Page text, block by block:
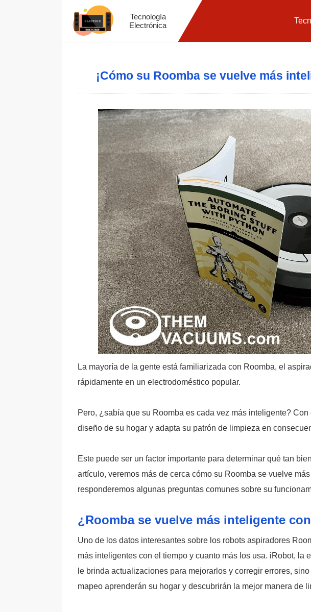
Tecnología
Electrónica
¡Cómo su Roomba se vuelve más
La mayoría de la gente está familiarizada con Roomba, el
rápidamente en un electrodoméstico popular.
Pero, ¿sabía que su Roomba es cada vez más inteligente?
diseño de su hogar y adapta su patrón de limpieza en
Este puede ser un factor importante para determinar qué tan
artículo, veremos más de cerca cómo su Roomba se vuelve
responderemos algunas preguntas comunes sobre su
¿Roomba se vuelve más inteligente
Uno de los datos interesantes sobre los robots aspiradores
más inteligentes con el tiempo y cuanto más los usa. iRobot, la
le brinda actualizaciones para mejorarlos y corregir errores,
mapeo aprenderán su hogar y descubrirán la mejor manera de